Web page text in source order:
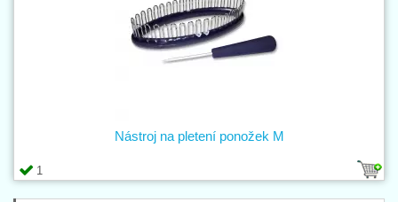
1
Nástroj na pletení ponožek M